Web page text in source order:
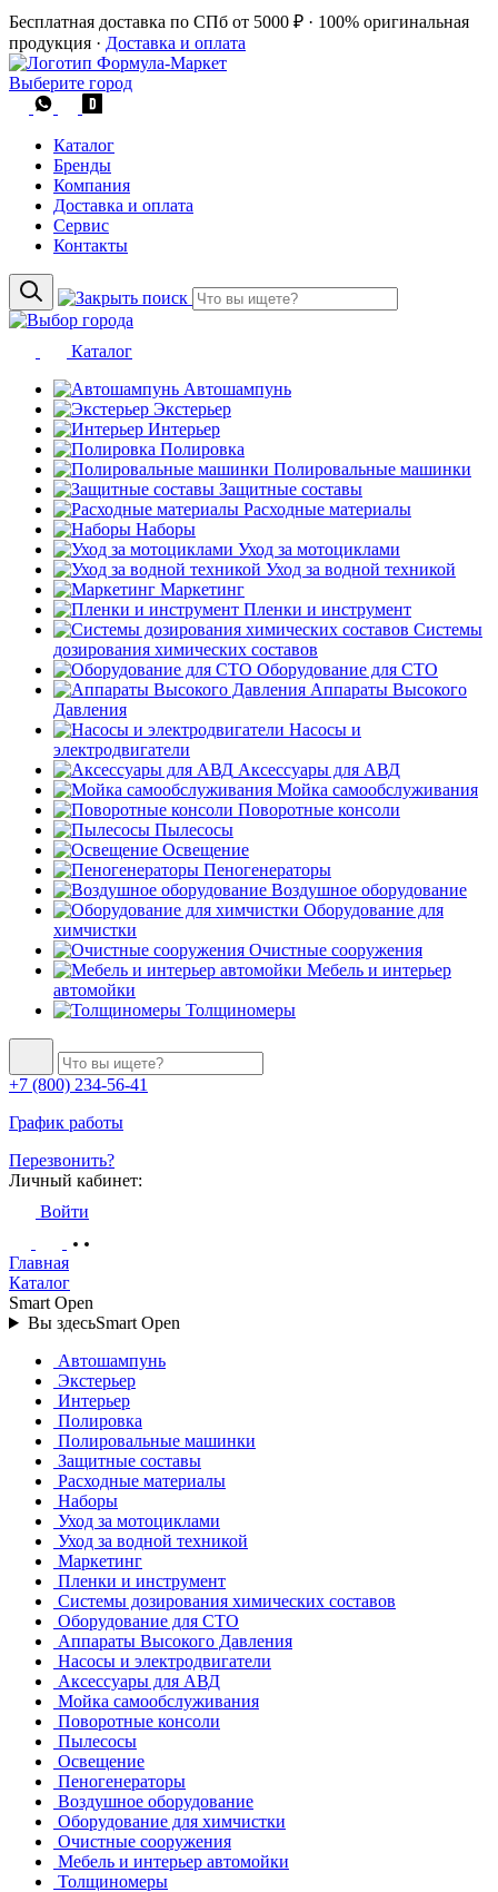
Бесплатная доставка по СПб от 5000 ₽ · 100% оригинальная
продукция · Доставка и оплата
Выберите город
Каталог
Бренды
Компания
Доставка и оплата
Сервис
Контакты
Каталог
Автошампунь
Экстерьер
Интерьер
Полировка
Полировальные машинки
Защитные составы
Расходные материалы
Наборы
Уход за мотоциклами
Уход за водной техникой
Маркетинг
Пленки и инструмент
Системы
дозирования химических составов
Оборудование для СТО
Аппараты Высокого
Давления
Насосы и
электродвигатели
Аксессуары для АВД
Мойка самообслуживания
Поворотные консоли
Пылесосы
Освещение
Пеногенераторы
Воздушное оборудование
Оборудование для
химчистки
Очистные сооружения
Мебель и интерьер
автомойки
Толщиномеры
+7 (800) 234-56-41
График работы
Перезвонить?
Личный кабинет:
Войти
Главная
Каталог
Smart Open
Вы здесьSmart Open
Автошампунь
Экстерьер
Интерьер
Полировка
Полировальные машинки
Защитные составы
Расходные материалы
Наборы
Уход за мотоциклами
Уход за водной техникой
Маркетинг
Пленки и инструмент
Системы дозирования химических составов
Оборудование для СТО
Аппараты Высокого Давления
Насосы и электродвигатели
Аксессуары для АВД
Мойка самообслуживания
Поворотные консоли
Пылесосы
Освещение
Пеногенераторы
Воздушное оборудование
Оборудование для химчистки
Очистные сооружения
Мебель и интерьер автомойки
Толщиномеры